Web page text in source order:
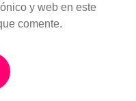
y web en este
comente.